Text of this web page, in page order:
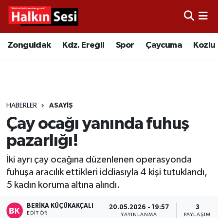
Zonguldak Kdz. Ereğli Spor Çaycuma Kozlu
HABERLER ASAYIŞ
Çay ocağı yanında fuhuş
pazarlığı!
İki ayrı çay ocağına düzenlenen operasyonda
fuhuşa aracılık ettikleri iddiasıyla 4 kişi tutuklandı,
5 kadın koruma altına alındı.
BERIKA KÜÇÜKAKÇALI
EDITÖR
20.05.2026 - 19:57
YAYINLANMA
3
PAYLAŞIM
Video
Çaycuma
Alaplı
Asayiş
Bartın
Karabük
Merkez Hava Durumu
Süper Lig Puan Durumu ve Fikstür
Tüm Manşetler
Son Dakika Haberleri
Haber Arşivi